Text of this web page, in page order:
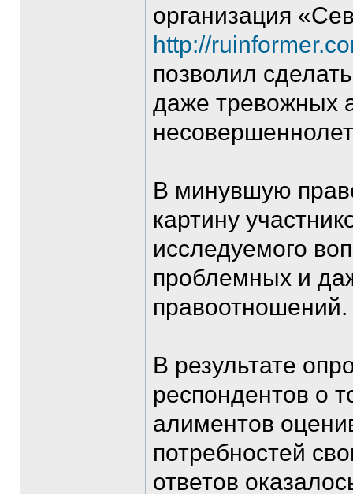
организация
http://
позволил
даже тревожных
В минувшую
картину
исследуемого
проблемных и
правоотношений.
В результате
респондентов о
алиментов
потребностей
ответов